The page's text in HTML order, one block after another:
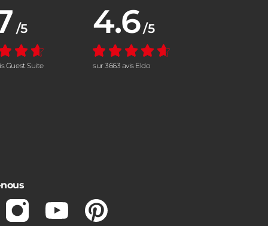
:
/5
Guest Suite
Note moyenne :
4.6 /5
sur 3663 avis Eldo
InstagramYoutubePinterest